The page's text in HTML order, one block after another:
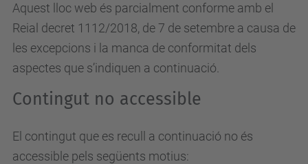
Aquest lloc web és parcialment conforme amb el
Reial decret 1112/2018, de 7 de setembre a causa de
les excepcions i la manca de conformitat dels
aspectes que s’indiquen a continuació.
Contingut no accessible
El contingut que es recull a continuació no és
accessible pels següents motius: